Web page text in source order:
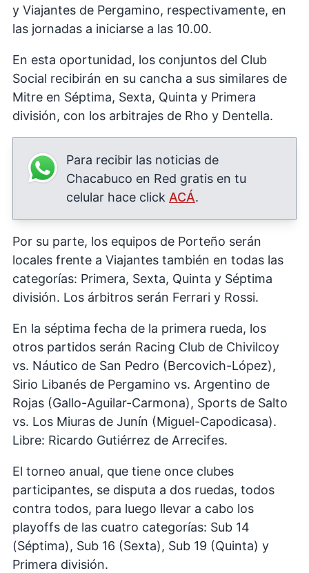
y Viajantes de Pergamino, respectivamente, en
las jornadas a iniciarse a las 10.00.
En esta oportunidad, los conjuntos del Club
Social recibirán en su cancha a sus similares de
Mitre en Séptima, Sexta, Quinta y Primera
división, con los arbitrajes de Rho y Dentella.
Para recibir las noticias de
Chacabuco en Red gratis en tu
celular hace click ACÁ.
Por su parte, los equipos de Porteño serán
locales frente a Viajantes también en todas las
categorías: Primera, Sexta, Quinta y Séptima
división. Los árbitros serán Ferrari y Rossi.
En la séptima fecha de la primera rueda, los
otros partidos serán Racing Club de Chivilcoy
vs. Náutico de San Pedro (Bercovich-López),
Sirio Libanés de Pergamino vs. Argentino de
Rojas (Gallo-Aguilar-Carmona), Sports de Salto
vs. Los Miuras de Junín (Miguel-Capodicasa).
Libre: Ricardo Gutiérrez de Arrecifes.
El torneo anual, que tiene once clubes
participantes, se disputa a dos ruedas, todos
contra todos, para luego llevar a cabo los
playoffs de las cuatro categorías: Sub 14
(Séptima), Sub 16 (Sexta), Sub 19 (Quinta) y
Primera división.